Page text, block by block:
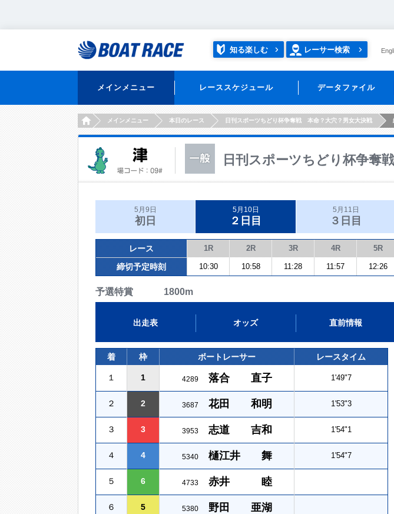
知る楽しむ レーサー検索
メインメニュー レーススケジュール データファイル
HOMEメインメニュー 本日のレース 日刊スポーツちどり杯争奪戦 本命？大穴？男女大決戦
日刊スポーツちどり杯争奪
5月9日
初日
5月10日
２日目
5月11日
３日目
レース 1R 2R 3R 4R 5R
締切予定時刻 10:30 10:58 11:28 11:57 12:26
予選特賞 1800m
出走表 オッズ 直前情報
着 枠 ボートレーサー レースタイム
１ 1 4289 落合 直子 1'49"7
２ 2 3687 花田 和明 1'53"3
３ 3 3953 志道 吉和 1'54"1
４ 4 5340 樋江井 舞 1'54"7
５ 6 4733 赤井 睦
６ 5 5380 野田 亜湖